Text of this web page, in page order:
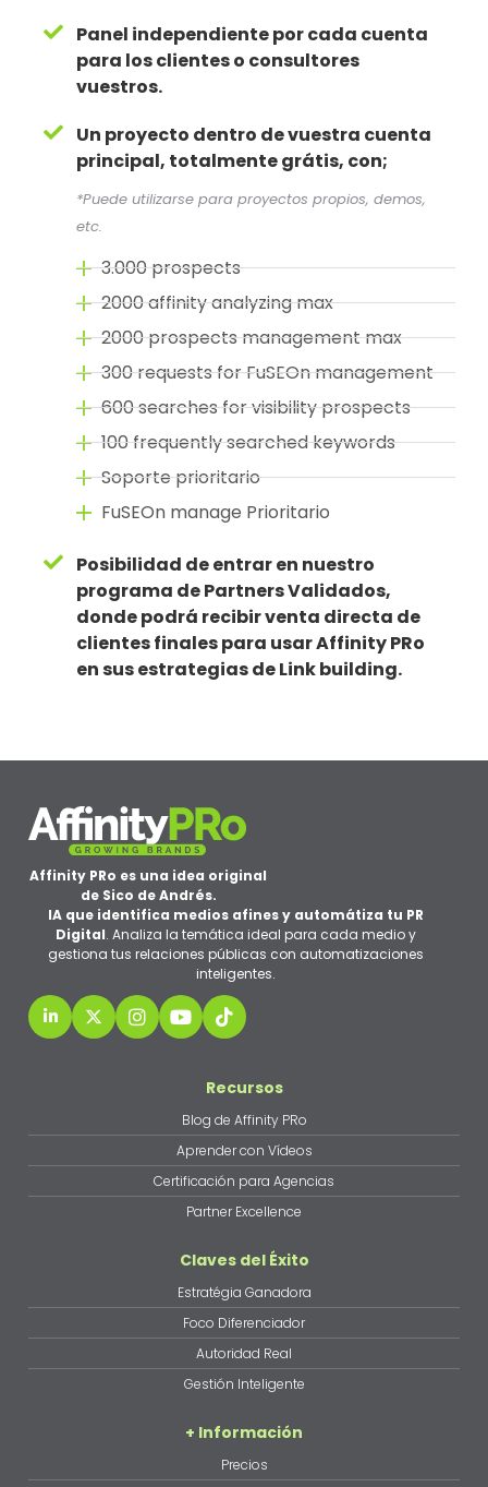
Panel independiente por cada cuenta
para los clientes o consultores
vuestros.
Un proyecto dentro de vuestra cuenta
principal, totalmente grátis, con;
*Puede utilizarse para proyectos propios, demos,
etc.
3.000 prospects
2000 affinity analyzing max
2000 prospects management max
300 requests for FuSEOn management
600 searches for visibility prospects
100 frequently searched keywords
Soporte prioritario
FuSEOn manage Prioritario
Posibilidad de entrar en nuestro
programa de Partners Validados,
donde podrá recibir venta directa de
clientes finales para usar Affinity PRo
en sus estrategias de Link building.
Affinity PRo es una idea original
de Sico de Andrés.
IA que identifica medios afines y automátiza tu PR
Digital. Analiza la temática ideal para cada medio y
gestiona tus relaciones públicas con automatizaciones
inteligentes.
Recursos
Blog de Affinity PRo
Aprender con Vídeos
Certificación para Agencias
Partner Excellence
Claves del Éxito
Estratégia Ganadora
Foco Diferenciador
Autoridad Real
Gestión Inteligente
+ Información
Precios